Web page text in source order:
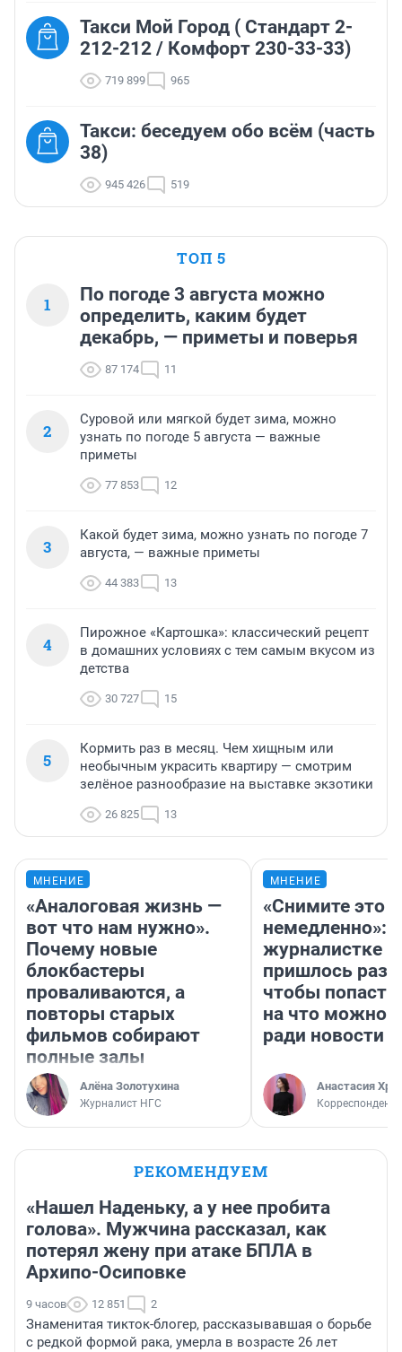
Такси Мой Город ( Стандарт 2-
212-212 / Комфорт 230-33-33)
719 899 965
Такси: беседуем обо всём (часть
38)
945 426 519
ТОП 5
1
По погоде 3 августа можно
определить, каким будет
декабрь, — приметы и поверья
87 174 11
2
Суровой или мягкой будет зима, можно
узнать по погоде 5 августа — важные
приметы
77 853 12
3
Какой будет зима, можно узнать по погоде 7
августа, — важные приметы
44 383 13
4
Пирожное «Картошка»: классический рецепт
в домашних условиях с тем самым вкусом из
детства
30 727 15
5
Кормить раз в месяц. Чем хищным или
необычным украсить квартиру — смотрим
зелёное разнообразие на выставке экзотики
26 825 13
МНЕНИЕ
«Аналоговая жизнь —
вот что нам нужно».
Почему новые
блокбастеры
проваливаются, а
повторы старых
фильмов собирают
полные залы
Алёна Золотухина
Журналист НГС
МНЕНИЕ
«Снимите это
немедленно»:
журналистке
пришлось
чтобы попасть
на что можно
ради новости
Анастасия
Корреспондент
РЕКОМЕНДУЕМ
«Нашел Наденьку, а у нее пробита
голова». Мужчина рассказал, как
потерял жену при атаке БПЛА в
Архипо-Осиповке
9 часов 12 851 2
Знаменитая тикток-блогер, рассказывавшая о борьбе
с редкой формой рака, умерла в возрасте 26 лет